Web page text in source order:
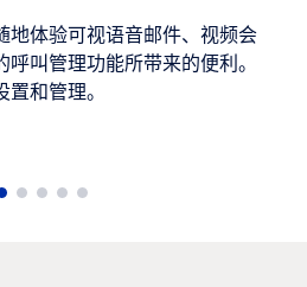
地体验可视语音邮件、视频会
叫管理功能所带来的便利。
和管理。